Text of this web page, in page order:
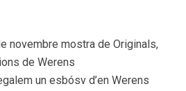
novembre mostra de Originals,
de Werens
un esbósv d’en Werens